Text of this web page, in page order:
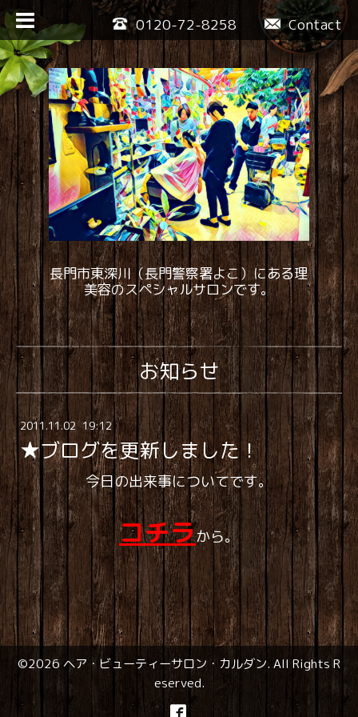
Contact
0120-72-8258
長門市東深川（長門警察署よこ）にある理
美容のスペシャルサロンです。
お知らせ
2011 .11.02 19:12
★ブログを更新しました！
今日の出来事についてです。
コチラから。
©2026ヘア・ビューティーサロン・カルダン. All Rights R
eserved.